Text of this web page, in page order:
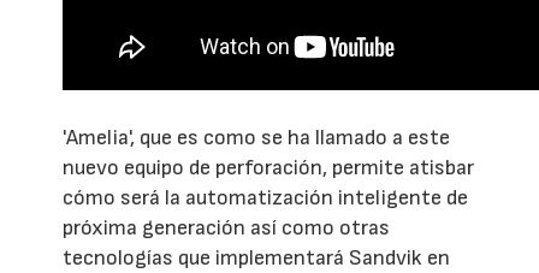
'Amelia', que es como se ha llamado a este
nuevo equipo de perforación, permite atisbar
cómo será la automatización inteligente de
próxima generación así como otras
tecnologías que implementará Sandvik en